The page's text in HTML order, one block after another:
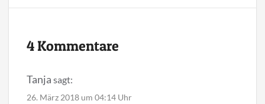
4 Kommentare
Tanja sagt:
26. März 2018 um 04:14 Uhr